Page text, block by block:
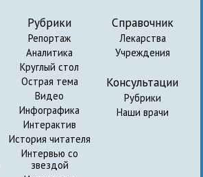
Рубрики
Репортаж
Аналитика
Круглый стол
Острая тема
Видео
Инфографика
Интерактив
История читателя
Интервью со
звездой
Справочник
Лекарства
Учреждения
Консультации
Рубрики
Наши врачи